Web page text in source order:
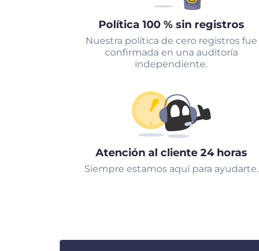
Política 100 % sin registros
Nuestra política de cero registros fue
confirmada en una auditoría
independiente.
Atención al cliente 24 horas
Siempre estamos aquí para ayudarte.